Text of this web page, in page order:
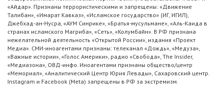
«Айдар». Признаны террористическими и запрещены: «Движение
Талибан», «Имарат Кавказ», «Исламское государство» (ИГ, ИГИЛ),
Джебхад-ан-Нусра, «АУМ Синрике», «Братья-мусульмане», «Аль-Каида в
странах исламского Магриба», «Сеть», «Колумбайн». В РФ признана
нежелательной деятельность «Открытой России», издания «Проект
Медиа». СМИ-иноагентами признаны: телеканал «Дождь», «Медуза»,
«Важные истории», «Голос Америки», радио «Свобода», The Insider,
«Медиазона», ОВД-инфо. Иноагентами признаны общество/центр
«Мемориал», «Аналитический Центр Юрия Левады», Сахаровский центр.
Instagram и Facebook (Metа) запрещены в РФ за экстремизм.